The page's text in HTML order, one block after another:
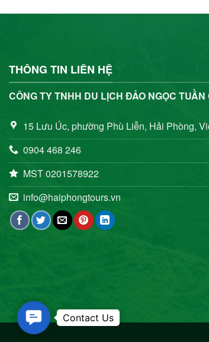
THÔNG TIN LIÊN HỆ
CÔNG TY TNHH DU LỊCH ĐẢO NGỌC TUẦN
15 Lưu Úc, phường Phù Liễn, Hải Phòng,
0904 468 246
MST 0201578922
info@haiphongtours.vn
Contact Us